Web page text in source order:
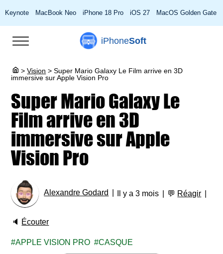
Keynote MacBook Neo iPhone 18 Pro iOS 27 MacOS Golden Gate
iPhoneSoft
> Vision > Super Mario Galaxy Le Film arrive en 3D
immersive sur Apple Vision Pro
Super Mario Galaxy Le
Film arrive en 3D
immersive sur Apple
Vision Pro
Alexandre Godard Il y a 3 mois 💬 Réagir
🔈 Écouter
APPLE VISION PRO CASQUE